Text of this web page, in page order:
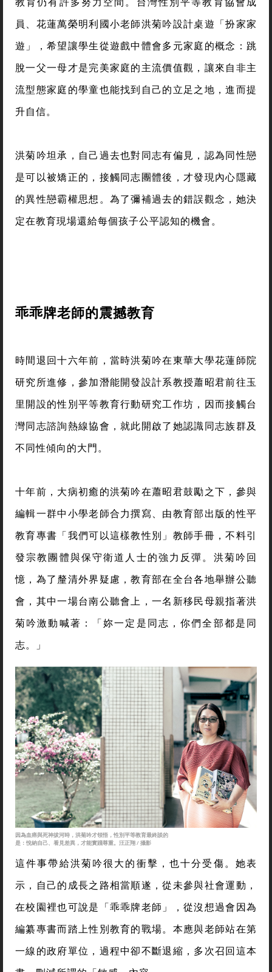
婚姻平權議題衍生的激烈對立，顯示台灣的性別平等
教育仍有許多努力空間。台灣性別平等教育協會成
遊」，希望讓學生從遊戲中體會多元家庭的概念：跳
脫一父一母才是完美家庭的主流價值觀，讓來自非主
流型態家庭的學童也能找到自己的立足之地，進而提
升自信。
的異性戀霸權思想。為了彌補過去的錯誤觀念，她決
乖乖牌老師的震撼教育
研究所進修，參加潛能開發設計系教授蕭昭君前往玉
里開設的性別平等教育行動研究工作坊，因而接觸台
灣同志諮詢熱線協會，就此開啟了她認識同志族群及
不同性傾向的大門。
十年前，大病初癒的洪菊吟在蕭昭君鼓勵之下，參與
編輯一群中小學老師合力撰寫、由教育部出版的性平
教育專書「我們可以這樣教性別」教師手冊，不料引
發宗教團體與保守衛道人士的強力反彈。洪菊吟回
憶，為了釐清外界疑慮，教育部在全台各地舉辦公聽
會，其中一場台南公聽會上，一名新移民母親指著洪
菊吟激動喊著：「妳一定是同志，你們全部都是同
志。」
因為血癌與死神拔河時，洪菊吟才領悟，性別平等教育最終談的
是：悅納自己、看見差異，才能實踐尊重。汪正翔 / 攝影